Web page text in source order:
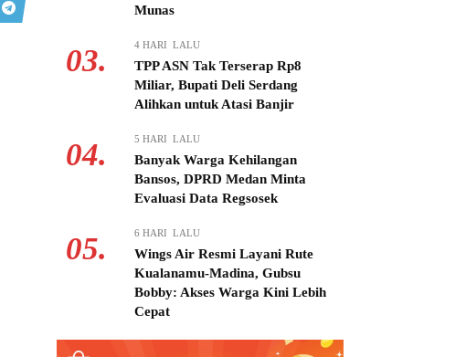
Munas
03. 4 HARI LALU
TPP ASN Tak Terserap Rp8
Miliar, Bupati Deli Serdang
Alihkan untuk Atasi Banjir
04. 5 HARI LALU
Banyak Warga Kehilangan
Bansos, DPRD Medan Minta
Evaluasi Data Regsosek
05. 6 HARI LALU
Wings Air Resmi Layani Rute
Kualanamu-Madina, Gubsu
Bobby: Akses Warga Kini Lebih
Cepat